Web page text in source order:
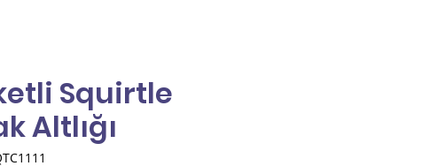
Squirtle
Altlığı